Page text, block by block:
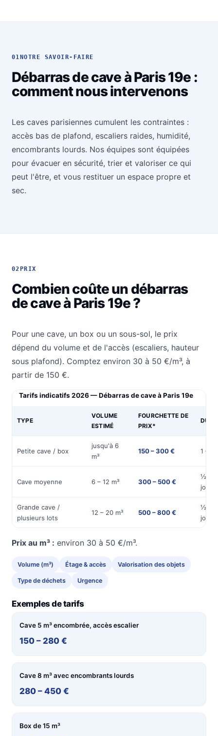
01 NOTRE SAVOIR-FAIRE
Débarras de cave à Paris 19e :
comment nous intervenons
Les caves parisiennes cumulent les contraintes :
accès bas de plafond, escaliers raides, humidité,
encombrants lourds. Nos équipes sont équipées
pour évacuer en sécurité, trier et valoriser ce qui
peut l'être, et vous restituer un espace propre et
sec.
02 PRIX
Combien coûte un débarras
de cave à Paris 19e ?
Pour une cave, un box ou un sous-sol, le prix
dépend du volume et de l'accès (escaliers, hauteur
sous plafond). Comptez environ 30 à 50 €/m³, à
partir de 150 €.
Tarifs indicatifs 2026 — Débarras de cave à Paris 19e
TYPE
VOLUME
ESTIMÉ
FOURCHETTE DE
PRIX*
Petite cave / box
jusqu'à 6
m³
150 – 300 € 1 – 2
Cave moyenne 6 – 12 m³ 300 – 500 €
½
Grande cave /
plusieurs lots
12 – 20 m³ 500 – 800 €
½ à 1
Prix au m³ : environ 30 à 50 €/m³.
Volume (m³) Étage & accès Valorisation des objets
Type de déchets Urgence
Exemples de tarifs
Cave 5 m³ encombrée, accès escalier
150 – 280 €
Cave 8 m³ avec encombrants lourds
280 – 450 €
Box de 15 m³